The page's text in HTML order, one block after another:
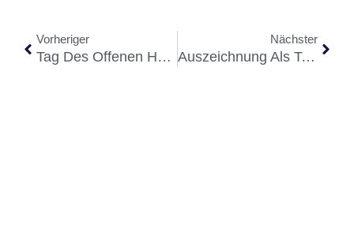
Vorheriger
Tag Des Offenen Heizwerks
Nächster
Auszeichnung Als Top 100 Innovator